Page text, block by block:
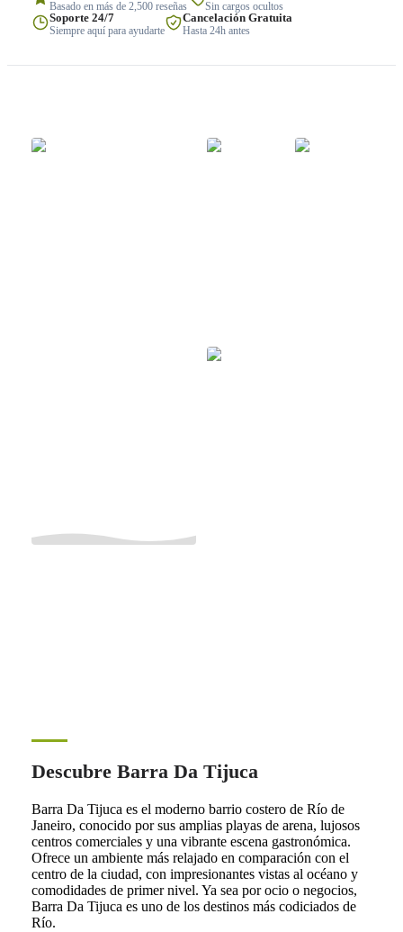
Basado en más de 2,500 reseñas Sin cargos ocultos
Soporte 24/7
Siempre aquí para ayudarte
Cancelación Gratuita
Hasta 24h antes
Descubre Barra Da Tijuca
Barra Da Tijuca es el moderno barrio costero de Río de
Janeiro, conocido por sus amplias playas de arena, lujosos
centros comerciales y una vibrante escena gastronómica.
Ofrece un ambiente más relajado en comparación con el
centro de la ciudad, con impresionantes vistas al océano y
comodidades de primer nivel. Ya sea por ocio o negocios,
Barra Da Tijuca es uno de los destinos más codiciados de
Río.